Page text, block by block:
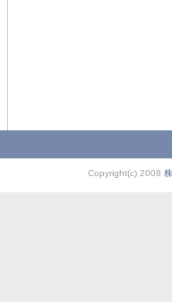
Copyright(c) 2008